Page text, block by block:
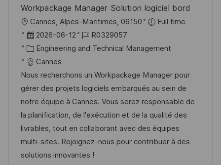
n
g
ö
f
f
e
n
t
l
i
c
h
u
n
Workpackage Manager Solution logiciel bord
O
r
t
Cannes, Alpes-Maritimes, 06150
Full time
D
a
t
u
m
d
e
r
V
e
2026-06-12
J
o
-
I
D
R0329057
K
a
t
e
g
o
r
i
e
Engineering and Technical Management
Cannes
Nous recherchons un Workpackage Manager pour
gérer des projets logiciels embarqués au sein de
notre équipe à Cannes. Vous serez responsable de
la planification, de l'exécution et de la qualité des
livrables, tout en collaborant avec des équipes
multi-sites. Rejoignez-nous pour contribuer à des
solutions innovantes !